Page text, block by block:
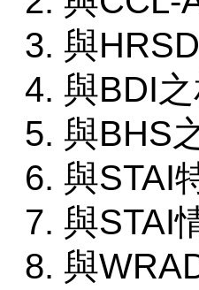
與
與BDI
與BHS
與STAI
與STAI
與